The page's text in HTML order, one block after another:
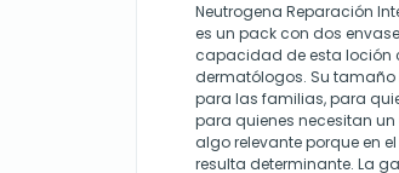
Neutrogena Reparación
es un pack con dos
capacidad de esta loción
dermatólogos. Su
para las familias, para
para quienes necesitan
algo relevante porque en
resulta determinante. La